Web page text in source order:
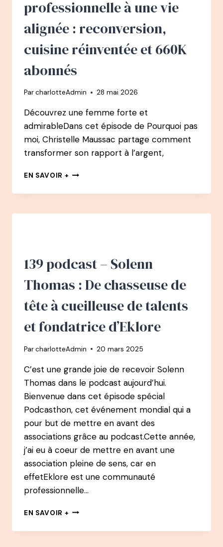
CANADIENNE »
professionnelle à une vie
alignée : reconversion,
cuisine réinventée et 660K
abonnés
ParcharlotteAdmin 28 mai 2026
Découvrez une femme forte et
admirableDans cet épisode de Pourquoi pas
moi, Christelle Maussac partage comment
transformer son rapport à l’argent,
EN SAVOIR + 170
PODCAST
ELISABETH
MALADIE
À
VIE
:
CUISINE
ET
660K
ABONNÉS
139 podcast – Solenn
Thomas : De chasseuse de
tête à cueilleuse de talents
et fondatrice d’Eklore
ParcharlotteAdmin 20 mars 2025
C’est une grande joie de recevoir Solenn
Thomas dans le podcast aujourd’hui.
Bienvenue dans cet épisode spécial
Podcasthon, cet événement mondial qui a
pour but de mettre en avant des
associations grâce au podcast.Cette année,
j’ai eu à coeur de mettre en avant une
association pleine de sens, car en
effetEklore est une communauté
professionnelle…
EN SAVOIR + 139
–